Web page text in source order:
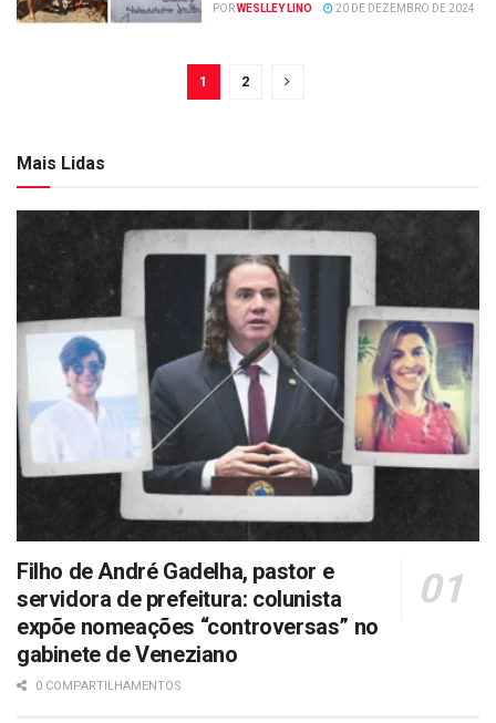
PORWESLLEY LINO 20 DE DEZEMBRO DE 2024
1 2
Mais Lidas
Filho de André Gadelha, pastor e
servidora de prefeitura: colunista
expõe nomeações “controversas” no
gabinete de Veneziano
0 COMPARTILHAMENTOS